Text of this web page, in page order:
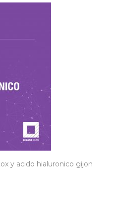
y acido hialuronico gijon